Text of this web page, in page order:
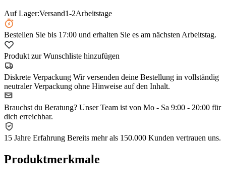
Auf Lager:Versand1-2Arbeitstage
Bestellen Sie bis 17:00 und erhalten Sie es am nächsten Arbeitstag.
Produkt zur Wunschliste hinzufügen
Diskrete Verpackung Wir versenden deine Bestellung in vollständig
neutraler Verpackung ohne Hinweise auf den Inhalt.
Brauchst du Beratung? Unser Team ist von Mo - Sa 9:00 - 20:00 für
dich erreichbar.
15 Jahre Erfahrung Bereits mehr als 150.000 Kunden vertrauen uns.
Produktmerkmale